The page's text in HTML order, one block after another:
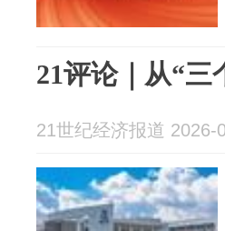
21评论｜从“三
21世纪经济报道 2026-